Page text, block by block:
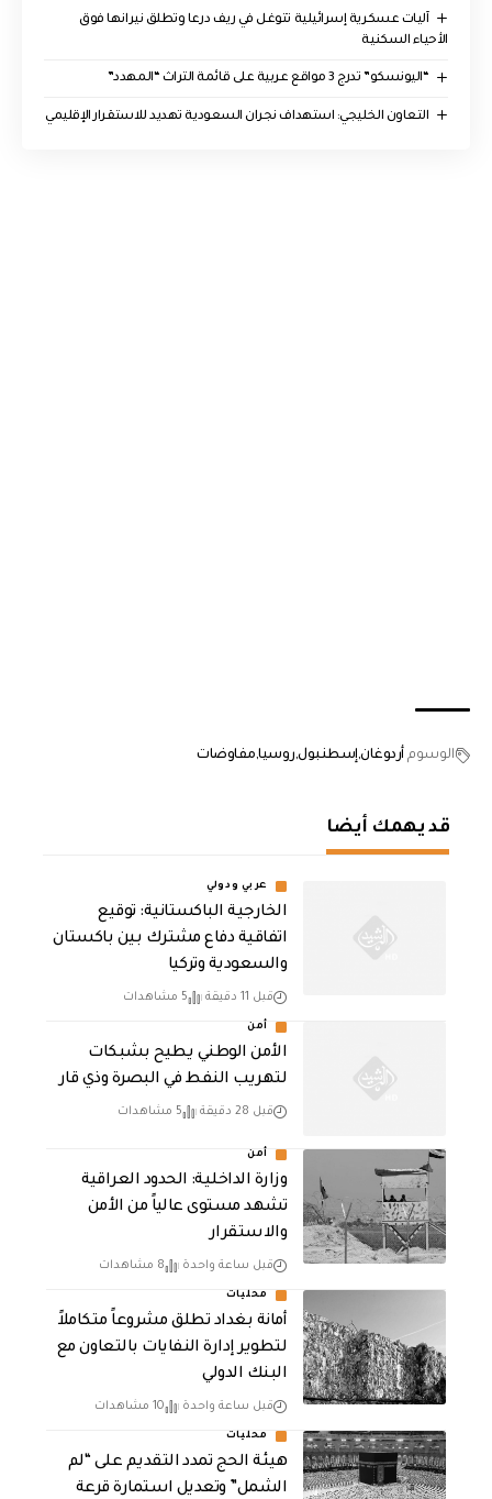
آليات عسكرية إسرائيلية تتوغل في ريف درعا وتطلق نيرانها فوق
الأحياء السكنية
“اليونسكو” تدرج 3 مواقع عربية على قائمة التراث “المهدد”
التعاون الخليجي: استهداف نجران السعودية تهديد للاستقرار الإقليمي
الوسوم أردوغان إسطنبول روسيا مفاوضات
قد يهمك أيضا
عربي ودولي
الخارجية الباكستانية: توقيع
اتفاقية دفاع مشترك بين باكستان
والسعودية وتركيا
قبل 11 دقيقة 5 مشاهدات
أمن
الأمن الوطني يطيح بشبكات
لتهريب النفط في البصرة وذي قار
قبل 28 دقيقة 5 مشاهدات
أمن
وزارة الداخلية: الحدود العراقية
تشهد مستوى عالياً من الأمن
والاستقرار
قبل ساعة واحدة 8 مشاهدات
محليات
أمانة بغداد تطلق مشروعاً متكاملاً
لتطوير إدارة النفايات بالتعاون مع
البنك الدولي
قبل ساعة واحدة 10 مشاهدات
محليات
هيئة الحج تمدد التقديم على “لم
الشمل” وتعديل استمارة قرعة